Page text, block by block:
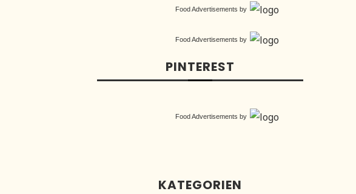
Food Advertisements by
Food Advertisements by
PINTEREST
Food Advertisements by
KATEGORIEN